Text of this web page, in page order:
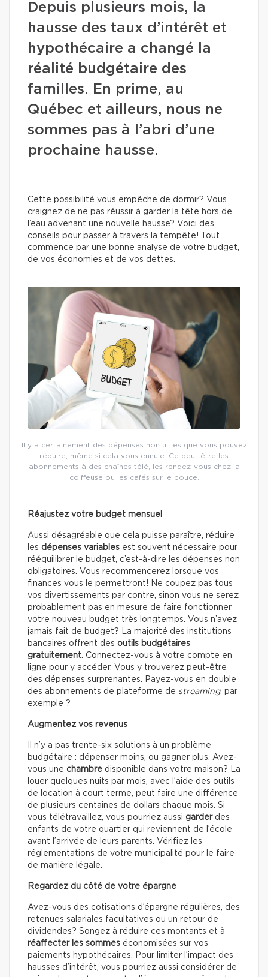
Depuis plusieurs mois, la
hausse des taux d’intérêt et
hypothécaire a changé la
réalité budgétaire des
familles. En prime, au
Québec et ailleurs, nous ne
sommes pas à l’abri d’une
prochaine hausse.
Cette possibilité vous empêche de dormir? Vous
craignez de ne pas réussir à garder la tête hors de
l’eau advenant une nouvelle hausse? Voici des
conseils pour passer à travers la tempête! Tout
commence par une bonne analyse de votre budget,
de vos économies et de vos dettes.
Il y a certainement des dépenses non utiles que vous pouvez
réduire, même si cela vous ennuie. Ce peut être les
abonnements à des chaînes télé, les rendez-vous chez la
coiffeuse ou les cafés sur le pouce.
Réajustez votre budget mensuel
Aussi désagréable que cela puisse paraître, réduire
les dépenses variables est souvent nécessaire pour
rééquilibrer le budget, c’est-à-dire les dépenses non
obligatoires. Vous recommencerez lorsque vos
finances vous le permettront! Ne coupez pas tous
vos divertissements par contre, sinon vous ne serez
probablement pas en mesure de faire fonctionner
votre nouveau budget très longtemps. Vous n’avez
jamais fait de budget? La majorité des institutions
bancaires offrent des outils budgétaires
gratuitement. Connectez-vous à votre compte en
ligne pour y accéder. Vous y trouverez peut-être
des dépenses surprenantes. Payez-vous en double
des abonnements de plateforme de streaming, par
exemple ?
Augmentez vos revenus
Il n’y a pas trente-six solutions à un problème
budgétaire : dépenser moins, ou gagner plus. Avez-
vous une chambre disponible dans votre maison? La
louer quelques nuits par mois, avec l’aide des outils
de location à court terme, peut faire une différence
de plusieurs centaines de dollars chaque mois. Si
vous télétravaillez, vous pourriez aussi garderdes
enfants de votre quartier qui reviennent de l’école
avant l’arrivée de leurs parents. Vérifiez les
réglementations de votre municipalité pour le faire
de manière légale.
Regardez du côté de votre épargne
Avez-vous des cotisations d’épargne régulières, des
retenues salariales facultatives ou un retour de
dividendes? Songez à réduire ces montants et à
réaffecter les sommes économisées sur vos
paiements hypothécaires. Pour limiter l’impact des
hausses d’intérêt, vous pourriez aussi considérer de